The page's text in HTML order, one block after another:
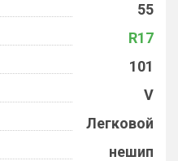
55
R17
101
V
Легковой
нешип